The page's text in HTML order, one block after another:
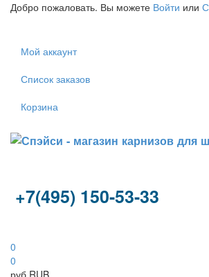
Добро пожаловать. Вы можете Войти или
Мой аккаунт
Список заказов
Корзина
+7(495) 150-53-33
0
0
руб RUB